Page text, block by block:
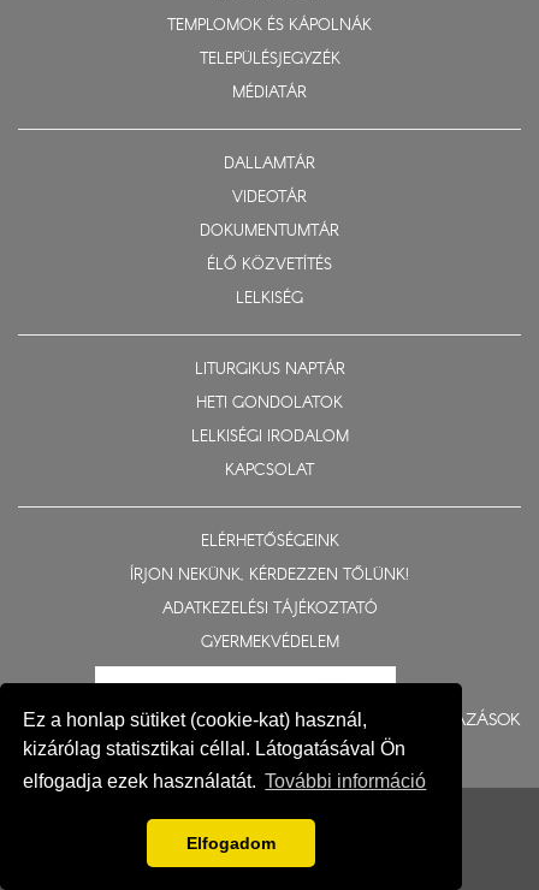
Ez a honlap sütiket (cookie-kat) használ,
kizárólag statisztikai céllal. Látogatásával Ön
elfogadja ezek használatát. További információ
Elfogadom
TEMPLOMOK ÉS KÁPOLNÁK
TELEPÜLÉSJEGYZÉK
MÉDIATÁR
DALLAMTÁR
VIDEOTÁR
DOKUMENTUMTÁR
ÉLŐ KÖZVETÍTÉS
LELKISÉG
LITURGIKUS NAPTÁR
HETI GONDOLATOK
LELKISÉGI IRODALOM
KAPCSOLAT
ELÉRHETŐSÉGEINK
ÍRJON NEKÜNK, KÉRDEZZEN TŐLÜNK!
ADATKEZELÉSI TÁJÉKOZTATÓ
GYERMEKVÉDELEM
BERUHÁZÁSOK
Impresszum